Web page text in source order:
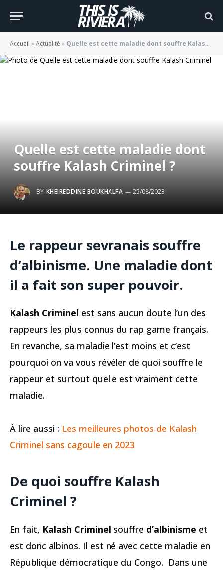
Accueil »Actualité » Quelle est cette maladie dont souffre Kalash Criminel ?
Quelle est cette maladie dont
souffre Kalash Criminel ?
BY KHEIREDDINE BOUKHALFA 25/08/2023
Le rappeur sevranais souffre
d’albinisme. Une maladie dont
il a fait son super pouvoir.
Kalash Criminel est sans aucun doute l’un des
rappeurs les plus connus du rap game français.
En revanche, sa maladie l’est moins et c’est
pourquoi on va vous révéler de quoi souffre le
rappeur et surtout quelle est vraiment cette
maladie.
À lire aussi : Les meilleures photos de Kalash
Criminel sans cagoule en 2023
De quoi souffre Kalash
Criminel ?
En fait, Kalash Criminel souffre d’albinisme et
est donc albinos. Il est né avec cette maladie en
République démocratique du Congo. Dans une